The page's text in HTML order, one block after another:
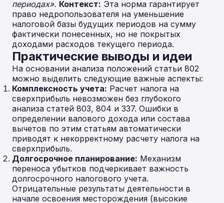
периодах». Контекст: Эта норма гарантирует
право недропользователя на уменьшение
налоговой базы будущих периодов на сумму
фактически понесенных, но не покрытых
доходами расходов текущего периода.
Практические выводы и идеи
На основании анализа положений статьи 802
можно выделить следующие важные аспекты:
Комплексность учета: Расчет налога на
сверхприбыль невозможен без глубокого
анализа статей 803, 804 и 337. Ошибки в
определении валового дохода или состава
вычетов по этим статьям автоматически
приводят к некорректному расчету налога на
сверхприбыль.
Долгосрочное планирование: Механизм
переноса убытков подчеркивает важность
долгосрочного налогового учета.
Отрицательные результаты деятельности в
начале освоения месторождения (высокие